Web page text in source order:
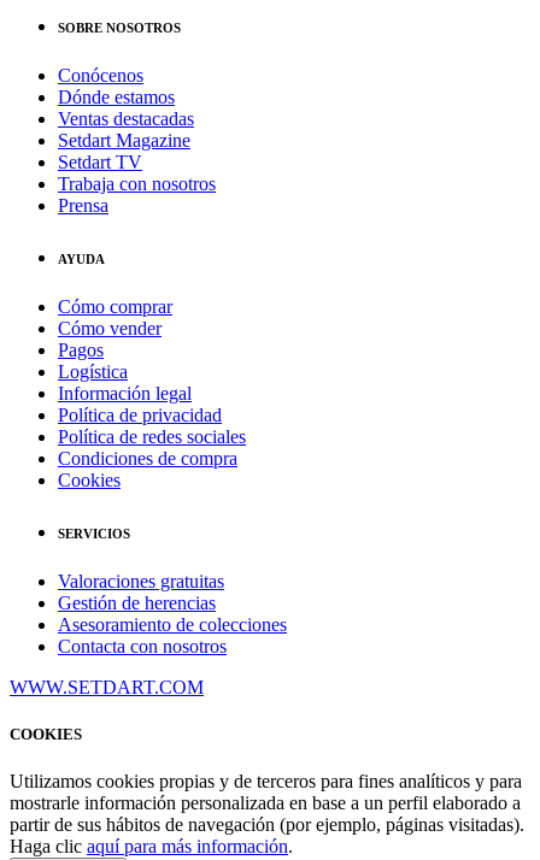
SOBRE NOSOTROS
Conócenos
Dónde estamos
Ventas destacadas
Setdart Magazine
Setdart TV
Trabaja con nosotros
Prensa
AYUDA
Cómo comprar
Cómo vender
Pagos
Logística
Información legal
Política de privacidad
Política de redes sociales
Condiciones de compra
Cookies
SERVICIOS
Valoraciones gratuitas
Gestión de herencias
Asesoramiento de colecciones
Contacta con nosotros
WWW.SETDART.COM
COOKIES
Utilizamos cookies propias y de terceros para fines analíticos y para
mostrarle información personalizada en base a un perfil elaborado a
partir de sus hábitos de navegación (por ejemplo, páginas visitadas).
Haga clic aquí para más información.